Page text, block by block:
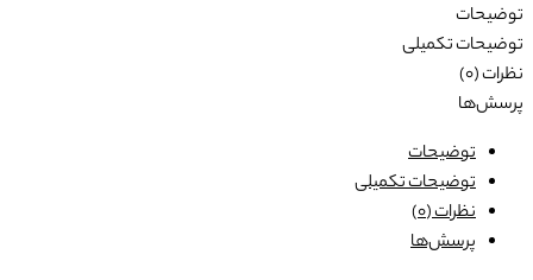
توضیحات
توضیحات تکمیلی
نظرات (0)
پرسش‌ها
توضیحات
توضیحات تکمیلی
نظرات (0)
پرسش‌ها